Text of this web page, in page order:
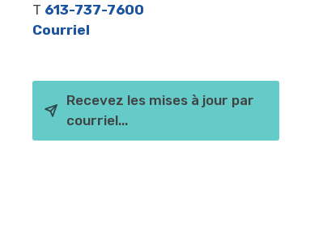
T 613-737-7600
Courriel
Recevez les mises à jour par
courriel...